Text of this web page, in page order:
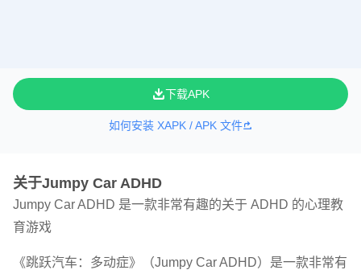
下载APK
如何安装 XAPK / APK 文件
关于Jumpy Car ADHD
Jumpy Car ADHD 是一款非常有趣的关于 ADHD 的心理教
育游戏
《跳跃汽车：多动症》（Jumpy Car ADHD）是一款非常有